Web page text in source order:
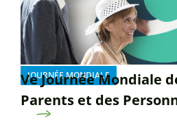
JOURNÉE MONDIALE
Ve Journée Mondiale
Parents et des